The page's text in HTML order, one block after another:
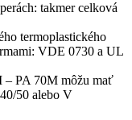
takmer celková
termoplastického
VDE 0730 a UL
– PA 70M môžu mať
50 alebo V